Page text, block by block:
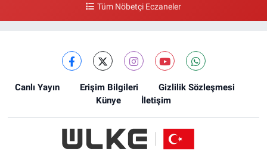
Tüm Nöbetçi Eczaneler
Canlı Yayın Erişim Bilgileri
Gizlilik Sözleşmesi
Künye
İletişim